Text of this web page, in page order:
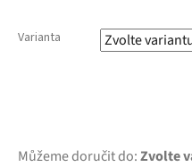
Varianta
Můžeme doručit do:Zvolte